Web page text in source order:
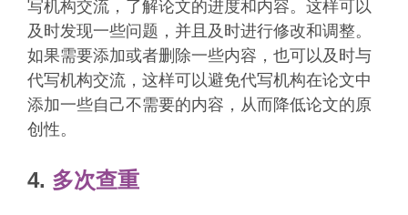
写机构交流，了解论文的进度和内容。这样可以
及时发现一些问题，并且及时进行修改和调整。
如果需要添加或者删除一些内容，也可以及时与
代写机构交流，这样可以避免代写机构在论文中
添加一些自己不需要的内容，从而降低论文的原
创性。
4. 多次查重